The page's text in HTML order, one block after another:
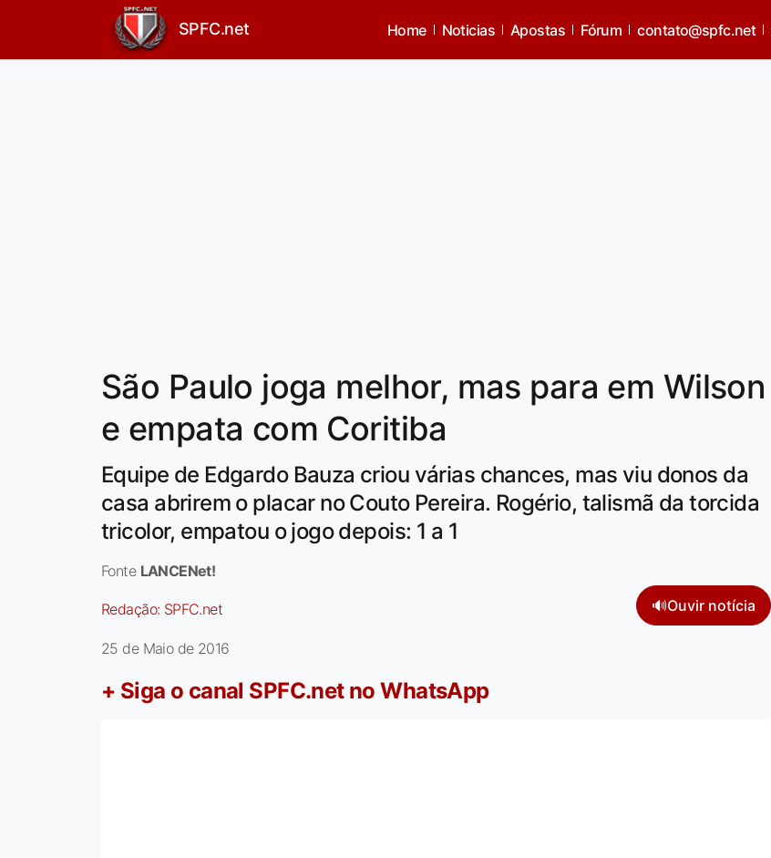
SPFC.net Home Noticias Apostas Fórum contato@spfc.net
São Paulo joga melhor, mas para em Wilson
e empata com Coritiba
Equipe de Edgardo Bauza criou várias chances, mas viu donos da
casa abrirem o placar no Couto Pereira. Rogério, talismã da torcida
tricolor, empatou o jogo depois: 1 a 1
Fonte LANCENet!
Redação: SPFC.net 🔊Ouvir notícia
25 de Maio de 2016
+ Siga o canal SPFC.net no WhatsApp